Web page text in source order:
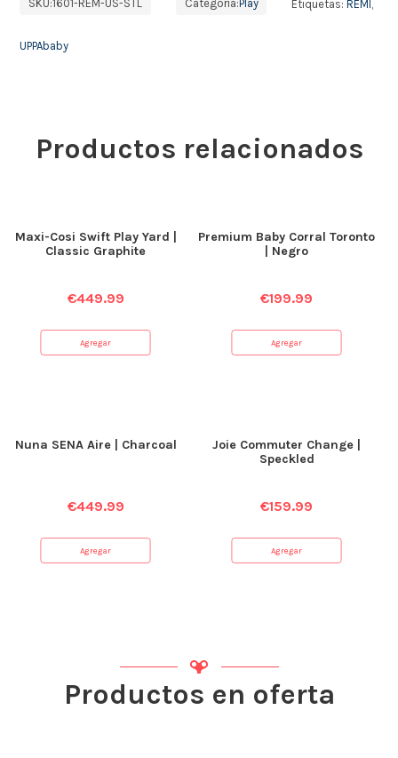
SKU:1601-REM-US-STL Categoría: Play Etiquetas: REMI
UPPAbaby
Productos relacionados
Maxi-Cosi Swift Play Yard |
Classic Graphite
€449.99
Agregar
Premium Baby Corral Toronto
| Negro
€199.99
Agregar
Nuna SENA Aire | Charcoal
€449.99
Agregar
Joie Commuter Change |
Speckled
€159.99
Agregar
Productos en oferta